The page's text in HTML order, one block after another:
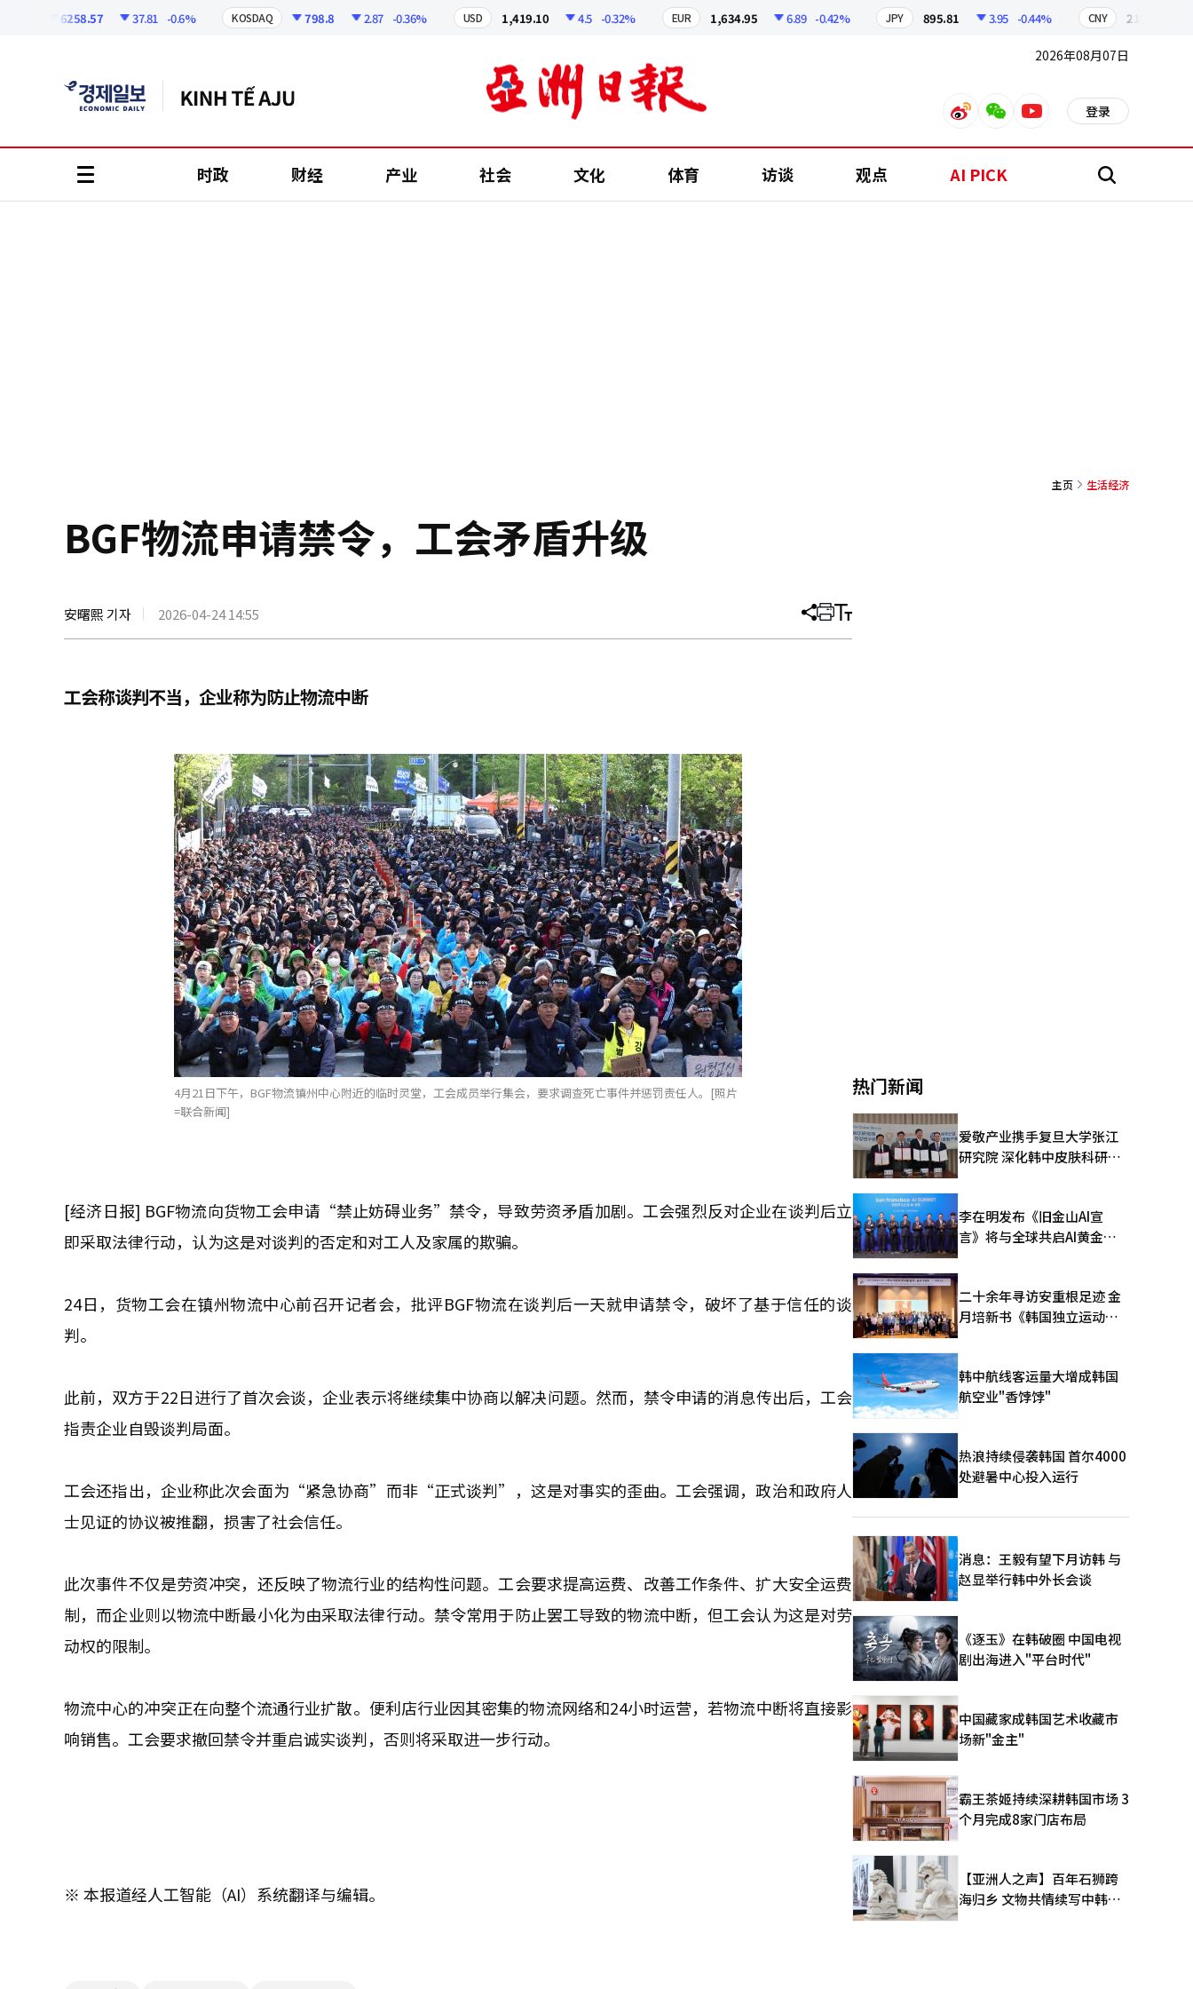
6258.57 37.81 -0.6% KOSDAQ 798.8 2.87 -0.36% USD 1,419.10 4.5 -0.32% EUR 1,634.95 6.89 -0.42% JPY 895.81 3.95 -0.44% CNY 210.35
2026年08月07日
weiboweixinyoutube 登录
时政 财经 产业 社会 文化 体育 访谈 观点 AI PICK 搜
主页 生活经济
BGF物流申请禁令，工会矛盾升级
安曙熙 기자 2026-04-24 14:55 分
文
打 调
大
工会称谈判不当，企业称为防止物流中断
4月21日下午，BGF物流镇州中心附近的临时灵堂，工会成员举行集会，要求调查死亡事件并惩罚责任人。[照片
=联合新闻]
[经济日报] BGF物流向货物工会申请“禁止妨碍业务”禁令，导致劳资矛盾加剧。工会强烈反对企业在谈判后立
即采取法律行动，认为这是对谈判的否定和对工人及家属的欺骗。
24日，货物工会在镇州物流中心前召开记者会，批评BGF物流在谈判后一天就申请禁令，破坏了基于信任的谈
判。
此前，双方于22日进行了首次会谈，企业表示将继续集中协商以解决问题。然而，禁令申请的消息传出后，工会
指责企业自毁谈判局面。
工会还指出，企业称此次会面为“紧急协商”而非“正式谈判”，这是对事实的歪曲。工会强调，政治和政府人
士见证的协议被推翻，损害了社会信任。
此次事件不仅是劳资冲突，还反映了物流行业的结构性问题。工会要求提高运费、改善工作条件、扩大安全运费
制，而企业则以物流中断最小化为由采取法律行动。禁令常用于防止罢工导致的物流中断，但工会认为这是对劳
动权的限制。
物流中心的冲突正在向整个流通行业扩散。便利店行业因其密集的物流网络和24小时运营，若物流中断将直接影
响销售。工会要求撤回禁令并重启诚实谈判，否则将采取进一步行动。
※ 本报道经人工智能（AI）系统翻译与编辑。
热门新闻
爱敬产业携手复旦大学张江
研究院 深化韩中皮肤科研合
李在明发布《旧金山AI宣
言》将与全球共启AI黄金时
二十余年寻访安重根足迹 金
月培新书《韩国独立运动圣
韩中航线客运量大增成韩国
航空业"香饽饽"
热浪持续侵袭韩国 首尔4000
处避暑中心投入运行
消息：王毅有望下月访韩 与
赵显举行韩中外长会谈
《逐玉》在韩破圈 中国电视
剧出海进入"平台时代"
中国藏家成韩国艺术收藏市
场新"金主"
霸王茶姬持续深耕韩国市场 3
个月完成8家门店布局
【亚洲人之声】百年石狮跨
海归乡 文物共情续写中韩人